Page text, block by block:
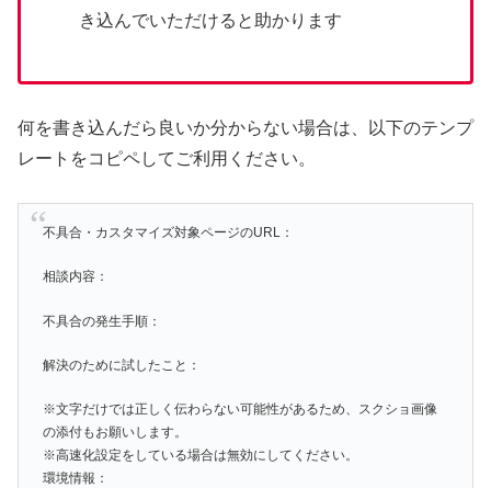
き込んでいただけると助かります
何を書き込んだら良いか分からない場合は、以下のテンプ
レートをコピペしてご利用ください。
不具合・カスタマイズ対象ページのURL：
相談内容：
不具合の発生手順：
解決のために試したこと：
※文字だけでは正しく伝わらない可能性があるため、スクショ画像
の添付もお願いします。
※高速化設定をしている場合は無効にしてください。
環境情報：